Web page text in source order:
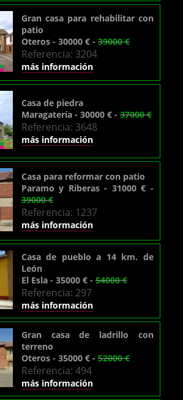
Gran casa para rehabilitar con
patio
Oteros - 30000 € - 39000 €
Referencia: 3204
más información
Casa de piedra
Maragatería - 30000 € - 37000 €
Referencia: 3648
más información
Casa para reformar con patio
Paramo y Riberas - 31000 € -
39000 €
Referencia: 1237
más información
Casa de pueblo a 14 km. de
León
El Esla - 35000 € - 54000 €
Referencia: 297
más información
Gran casa de ladrillo con
terreno
Oteros - 35000 € - 52000 €
Referencia: 494
más información